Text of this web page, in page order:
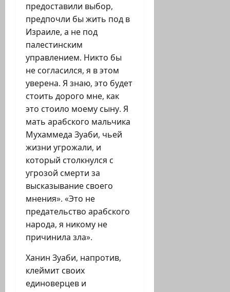
предоставили выбор,
предпочли бы жить под в
Израиле, а не под
палестинским
управлением. Никто бы
не согласился, я в этом
уверена. Я знаю, это будет
стоить дорого мне, как
это стоило моему сыну. Я
мать арабского мальчика
Мухаммеда Зуаби, чьей
жизни угрожали, и
который столкнулся с
угрозой смерти за
высказывание своего
мнения». «Это не
предательство арабского
народа, я никому не
причинила зла».
Ханин Зуаби, напротив,
клеймит своих
единоверцев и